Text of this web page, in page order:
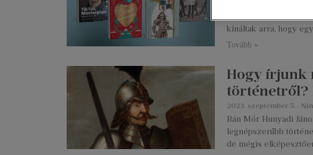
kínáltak arra, hogy
Tovább »
Hogy írjunk
történetről?
2023. szeptember 5.
Bán Mór Hunyadi
legnépszerűbb
de mégis